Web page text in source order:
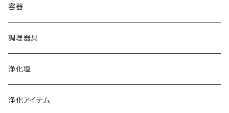
レッド
コーラル
グレー
オレンジ
オーストラリア湖塩
ハワイ天日塩
クリスタル
レッド
フランス天日塩
カマルグ
イタリア岩塩
容器
調理器具
浄化塩
浄化アイテム